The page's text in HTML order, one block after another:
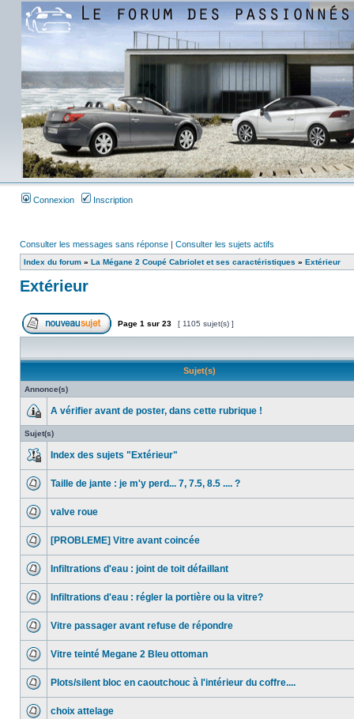
Connexion Inscription
Consulter les messages sans réponse | Consulter les sujets actifs
Index du forum » La Mégane 2 Coupé Cabriolet et ses caractéristiques » Extérieur
Extérieur
Page 1 sur 23 [ 1105 sujet(s) ]
Sujet(s)
Annonce(s)
A vérifier avant de poster, dans cette rubrique !
Sujet(s)
Index des sujets "Extérieur"
Taille de jante : je m'y perd... 7, 7.5, 8.5 .... ?
valve roue
[PROBLEME] Vitre avant coincée
Infiltrations d'eau : joint de toit défaillant
Infiltrations d'eau : régler la portière ou la vitre?
Vitre passager avant refuse de répondre
Vitre teinté Megane 2 Bleu ottoman
Plots/silent bloc en caoutchouc à l'intérieur du coffre....
choix attelage